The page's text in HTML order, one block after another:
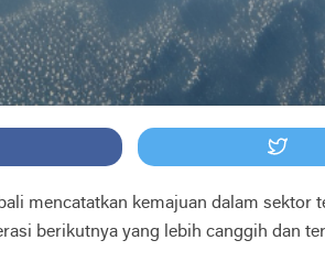
mencatatkan kemajuan dalam
berikutnya yang lebih canggih dan